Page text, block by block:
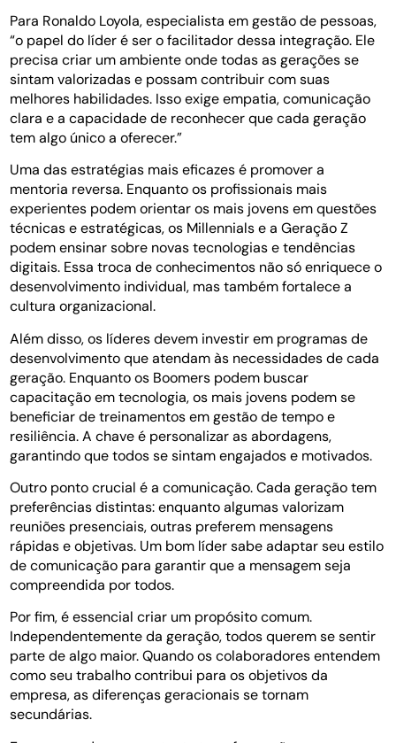
Para Ronaldo Loyola, especialista em gestão de pessoas,
“o papel do líder é ser o facilitador dessa integração. Ele
precisa criar um ambiente onde todas as gerações se
sintam valorizadas e possam contribuir com suas
melhores habilidades. Isso exige empatia, comunicação
clara e a capacidade de reconhecer que cada geração
tem algo único a oferecer.”
Uma das estratégias mais eficazes é promover a
mentoria reversa. Enquanto os profissionais mais
experientes podem orientar os mais jovens em questões
técnicas e estratégicas, os Millennials e a Geração Z
podem ensinar sobre novas tecnologias e tendências
digitais. Essa troca de conhecimentos não só enriquece o
desenvolvimento individual, mas também fortalece a
cultura organizacional.
Além disso, os líderes devem investir em programas de
desenvolvimento que atendam às necessidades de cada
geração. Enquanto os Boomers podem buscar
capacitação em tecnologia, os mais jovens podem se
beneficiar de treinamentos em gestão de tempo e
resiliência. A chave é personalizar as abordagens,
garantindo que todos se sintam engajados e motivados.
Outro ponto crucial é a comunicação. Cada geração tem
preferências distintas: enquanto algumas valorizam
reuniões presenciais, outras preferem mensagens
rápidas e objetivas. Um bom líder sabe adaptar seu estilo
de comunicação para garantir que a mensagem seja
compreendida por todos.
Por fim, é essencial criar um propósito comum.
Independentemente da geração, todos querem se sentir
parte de algo maior. Quando os colaboradores entendem
como seu trabalho contribui para os objetivos da
empresa, as diferenças geracionais se tornam
secundárias.